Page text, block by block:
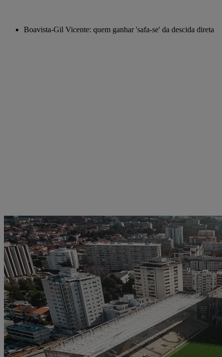
Boavista-Gil Vicente: quem ganhar 'safa-se' da descida direta